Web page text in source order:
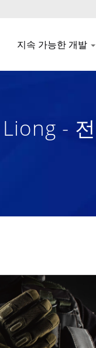
지속 가능한 개발
-